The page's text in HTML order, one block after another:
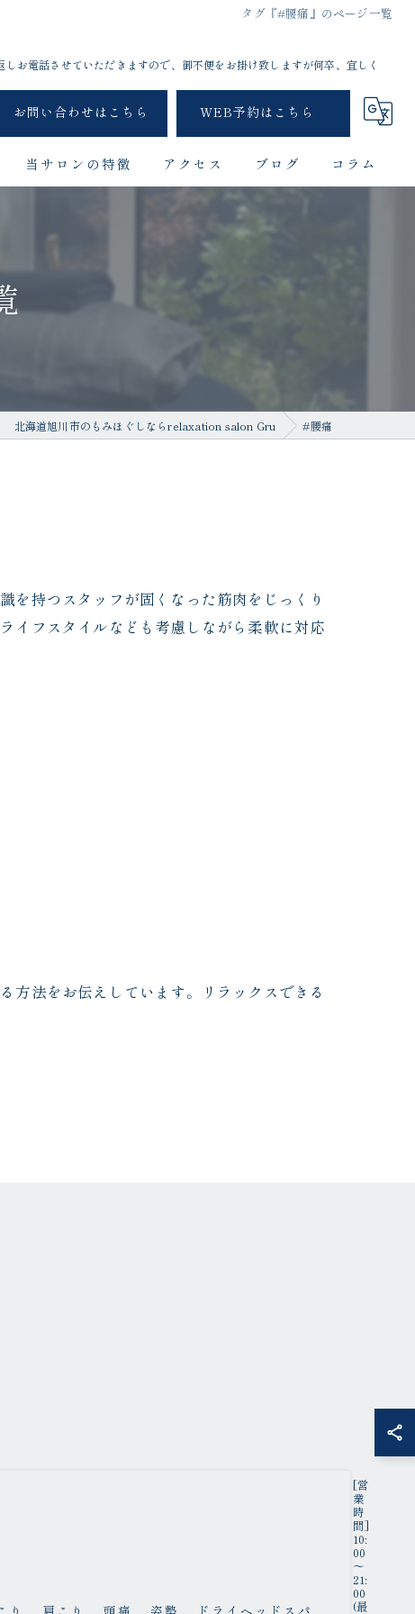
タグ『#腰痛』のページ一覧
お電話させていただきますので、御不便をお掛け致しますが何卒、宜しく
お問い合わせはこちら WEB予約はこちら
当サロンの特徴 アクセス ブログ コラム
北海道旭川市のもみほぐしならrelaxation salon Gru #腰痛
を持つスタッフが固くなった筋肉をじっくり
イフスタイルなども考慮しながら柔軟に対応
方法をお伝えしています。リラックスできる
[営
業
時
間]
10:
00
～
21:
00
(最
り 肩こり 頭痛 姿勢 ドライヘッドスパ